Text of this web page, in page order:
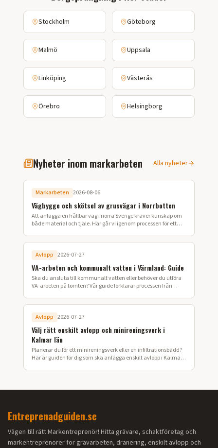
Stockholm Göteborg
Malmö Uppsala
Linköping Västerås
Örebro Helsingborg
Nyheter inom markarbeten Alla nyheter
Markarbeten 2026-08-06
Vägbygge och skötsel av grusvägar i Norrbotten
Att anlägga en hållbar väg i norra Sverige kräver kunskap om
både material och tjäle. Här går vi igenom processen för ett
Avlopp 2026-07-27
VA-arbeten och kommunalt vatten i Värmland: Guide
Ska du ansluta till kommunalt vatten eller behöver du utföra
VA-arbeten på tomten? Vår guide förklarar processen från
Avlopp 2026-07-27
Välj rätt enskilt avlopp och minireningsverk i
Kalmar län
Planerar du för ett minireningsverk eller en infiltrationsbädd?
Här är guiden för dig som ska anlägga enskilt avlopp i Kalmar
Entreprenadguiden.se
Vägen till rätt Markentreprenör! Hitta grävare, schaktföretag och
markentreprenörer för grävarbeten, dränering, enskilt avlopp och